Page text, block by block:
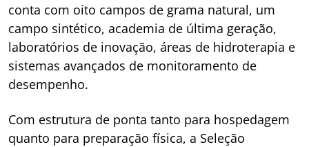
conta com oito campos de grama natural, um
campo sintético, academia de última geração,
laboratórios de inovação, áreas de hidroterapia e
sistemas avançados de monitoramento de
desempenho.
Com estrutura de ponta tanto para hospedagem
quanto para preparação física, a Seleção